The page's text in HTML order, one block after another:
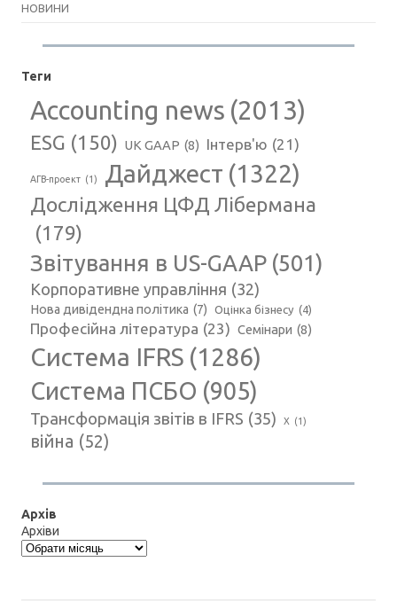
НОВИНИ
Теги
Accounting news (2013)
ESG (150) UK GAAP (8) Інтерв'ю (21)
АГВ-проект (1) Дайджест (1322)
Дослідження ЦФД Лібермана
(179)
Звітування в US-GAAP (501)
Корпоративне управління (32)
Нова дивідендна політика (7) Оцінка бізнесу (4)
Професійна література (23) Семінари (8)
Система IFRS (1286)
Система ПСБО (905)
Трансформація звітів в IFRS (35) Х (1)
війна (52)
Архів
Архіви